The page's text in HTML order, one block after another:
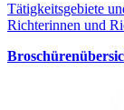
Tätigkeitsgebiete
Richterinnen und